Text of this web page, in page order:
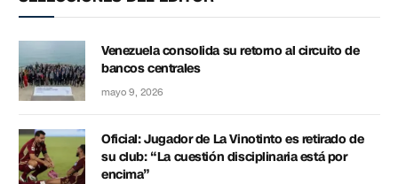
Venezuela consolida su retorno al circuito de
bancos centrales
mayo 9, 2026
Oficial: Jugador de La Vinotinto es retirado de
su club: “La cuestión disciplinaria está por
encima”